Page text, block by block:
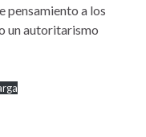
pensamiento a los
un autoritarismo